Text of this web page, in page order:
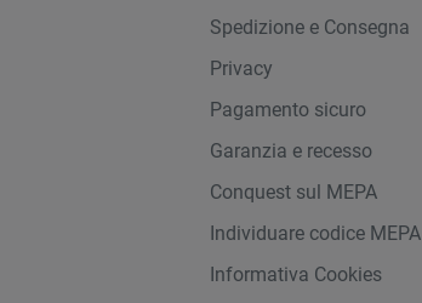
Spedizione e Consegna
Privacy
Pagamento sicuro
Garanzia e recesso
Conquest sul MEPA
Individuare codice MEPA
Informativa Cookies